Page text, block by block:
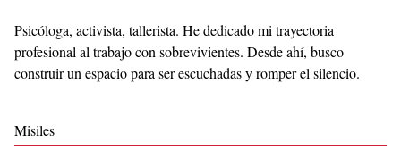
Psicóloga, activista, tallerista. He dedicado mi trayectoria
profesional al trabajo con sobrevivientes. Desde ahí, busco
construir un espacio para ser escuchadas y romper el silencio.
Misiles